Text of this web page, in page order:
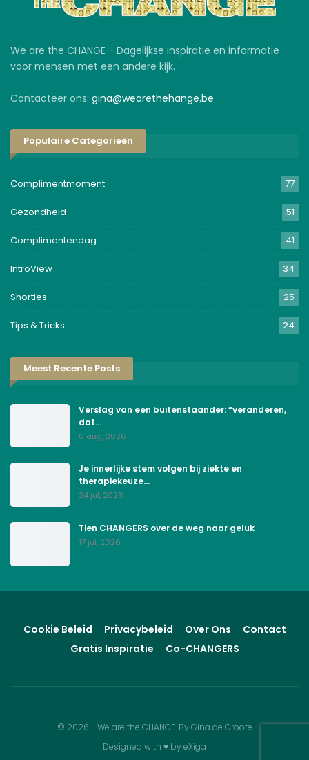
We are the CHANGE - Dagelijkse inspiratie en informatie
voor mensen met een andere kijk.
Contacteer ons: gina@wearethehange.be
Populaire Categorieën
Complimentmoment 77
Gezondheid 51
Complimentendag 41
IntroView 34
Shorties 25
Tips & Tricks 24
Meest Recente Posts
Verslag van een buitenstaander: “veranderen,
dat…
6 aug, 2026
Je innerlijke stem volgen bij ziekte en
therapiekeuze…
24 jul, 2026
Tien CHANGERS over de weg naar geluk
17 jul, 2026
Cookie Beleid Privacybeleid Over Ons
Contact
Gratis Inspiratie
Co-CHANGERS
© 2026 - We are the CHANGE. By Gina de Groote
Designed with ♥ by eXiga